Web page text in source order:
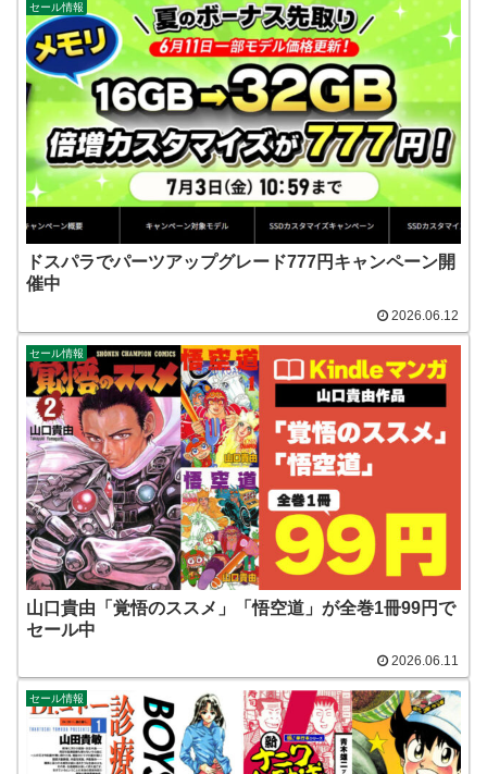
セール情報
ドスパラでパーツアップグレード777円キャンペーン開
催中
2026.06.12
セール情報
山口貴由「覚悟のススメ」「悟空道」が全巻1冊99円で
セール中
2026.06.11
セール情報